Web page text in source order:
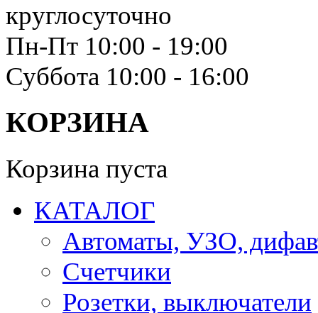
круглосуточно
Пн-Пт 10:00 - 19:00
Суббота 10:00 - 16:00
КОРЗИНА
Корзина пуста
КАТАЛОГ
Автоматы, УЗО,
Счетчики
Розетки, выключатели